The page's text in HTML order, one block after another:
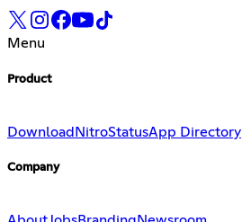
Menu
Product
Download NitroStatusApp Directory
Company